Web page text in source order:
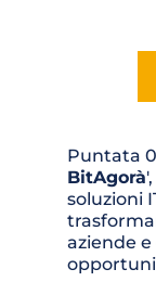
Puntata
BitAgorà
soluzioni
aziende